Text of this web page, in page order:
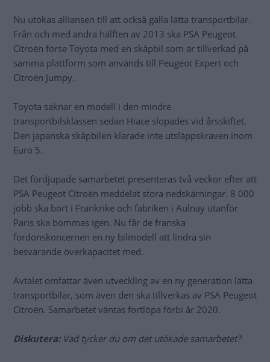
Nu utökas alliansen till att också gälla lätta transportbilar.
Från och med andra hälften av 2013 ska PSA Peugeot
Citroën förse Toyota med en skåpbil som är tillverkad på
samma plattform som används till Peugeot Expert och
Citroën Jumpy.
Toyota saknar en modell i den mindre
transportbilsklassen sedan Hiace slopades vid årsskiftet.
Den japanska skåpbilen klarade inte utsläppskraven inom
Euro 5.
Det fördjupade samarbetet presenteras två veckor efter att
PSA Peugeot Citroën meddelat stora nedskärningar. 8 000
jobb ska bort i Frankrike och fabriken i Aulnay utanför
Paris ska bommas igen. Nu får de franska
fordonskoncernen en ny bilmodell att lindra sin
besvärande överkapacitet med.
Avtalet omfattar även utveckling av en ny generation lätta
transportbilar, som även den ska tillverkas av PSA Peugeot
Citroën. Samarbetet väntas fortlöpa förbi år 2020.
Diskutera: Vad tycker du om det utökade samarbetet?